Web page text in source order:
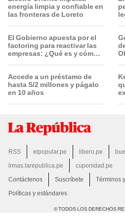
energía limpia y confiable en
las fronteras de Loreto
El Gobierno apuesta por el
factoring para reactivar las
empresas: ¿Qué es y cómo
Accede a un préstamo de
hasta S/2 millones y págalo
en 10 años
RSS elpopular.pe libero.pe
lrmas.larepublica.pe
cuponidad.pe
Contáctenos
Suscríbete
Términos
Políticas y estándares
© TODOS LOS DERECHOS